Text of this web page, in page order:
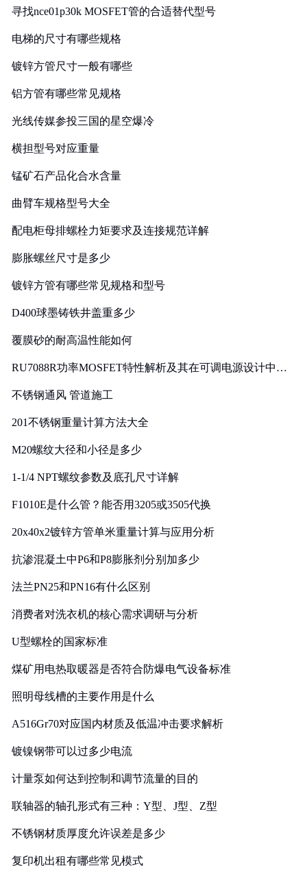
寻找nce01p30k MOSFET管的合适替代型号
电梯的尺寸有哪些规格
镀锌方管尺寸一般有哪些
铝方管有哪些常见规格
光线传媒参投三国的星空爆冷
横担型号对应重量
锰矿石产品化合水含量
曲臂车规格型号大全
配电柜母排螺栓力矩要求及连接规范详解
膨胀螺丝尺寸是多少
镀锌方管有哪些常见规格和型号
D400球墨铸铁井盖重多少
覆膜砂的耐高温性能如何
RU7088R功率MOSFET特性解析及其在可调电源设计中的
不锈钢通风 管道施工
201不锈钢重量计算方法大全
M20螺纹大径和小径是多少
1-1/4 NPT螺纹参数及底孔尺寸详解
F1010E是什么管？能否用3205或3505代换
20x40x2镀锌方管单米重量计算与应用分析
抗渗混凝土中P6和P8膨胀剂分别加多少
法兰PN25和PN16有什么区别
消费者对洗衣机的核心需求调研与分析
U型螺栓的国家标准
煤矿用电热取暖器是否符合防爆电气设备标准
照明母线槽的主要作用是什么
A516Gr70对应国内材质及低温冲击要求解析
镀镍钢带可以过多少电流
计量泵如何达到控制和调节流量的目的
联轴器的轴孔形式有三种：Y型、J型、Z型
不锈钢材质厚度允许误差是多少
复印机出租有哪些常见模式